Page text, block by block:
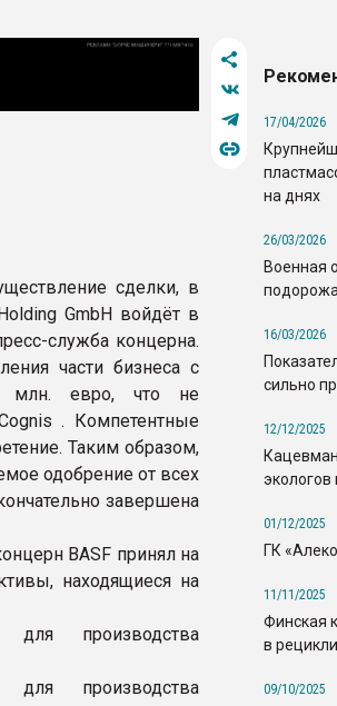
сделки, в
GmbH войдёт в
служба концерна.
части бизнеса с
млн. евро, что не
. Компетентные
Таким образом,
одобрение от всех
завершена
BASF принял на
находящиеся на
производства
производства
17/04/2026
на днях
26/03/2026
Военная
16/03/2026
сильно
12/12/2025
экологов
01/12/2025
ГК
11/11/2025
Финская
в
09/10/2025